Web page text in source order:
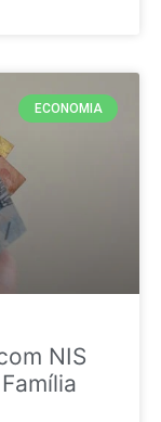
ECONOMIA
NIS